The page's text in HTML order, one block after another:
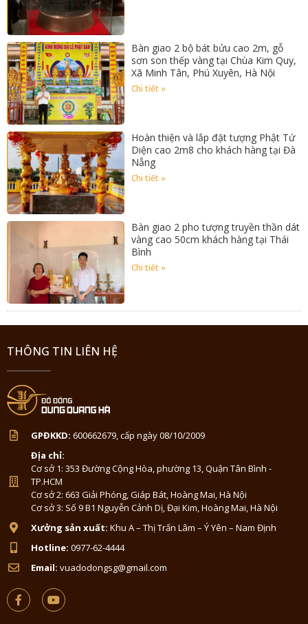
Bàn giao 2 bộ bát bửu cao 2m, gỗ
sơn son thếp vàng tại Chùa Kim Quy,
Xã Minh Tân, Phú Xuyên, Hà Nội
Chi tiết »
Hoàn thiện và lắp đặt tượng Phật Tứ
Diện cao 2m8 cho khách hàng tại Đà
Nẵng
Chi tiết »
Bàn giao 2 pho tượng truyền thần dát
vàng cao 50cm khách hàng tại Thái
Bình
Chi tiết »
THÔNG TIN LIÊN HỆ
GPĐKKD: 600662679, cấp ngày 08/10/2009
Địa chỉ:
Cơ sở 1: 353 Đường Cộng Hòa, phường 13, Quận Tân Bình -
TP.HCM
Cơ sở 2: 663 Giải Phóng, Giáp Bát, Hoàng Mai, Hà Nội
Cơ sở 3: Số 9 B1 Nguyễn Cảnh Dị, Đại Kim, Hoàng Mai, Hà Nội
Xưởng sản xuất: Khu A – Thị Trấn Lâm – Ý Yên – Nam Định
Hotline: 0977-62-4444
Email: vuadodongsg@gmail.com